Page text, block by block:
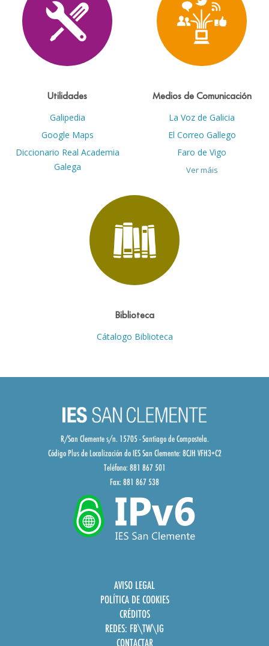
Utilidades
Galipedia
Google Maps
Diccionario Real Academia
Galega
Medios de Comunicación
La Voz de Galicia
El Correo Gallego
Faro de Vigo
Ver máis
Biblioteca
Cátalogo Biblioteca
R/San Clemente s/n. 15705 - Santiago de Compostela.
Código Plus de Localización do IES San Clemente:8CJH VFH3+C2
Teléfono: 881 867 501
Fax: 881 867 538
AVISO LEGAL
POLÍTICA DE COOKIES
CRÉDITOS
REDES: FB\TW\IG
CONTACTAR